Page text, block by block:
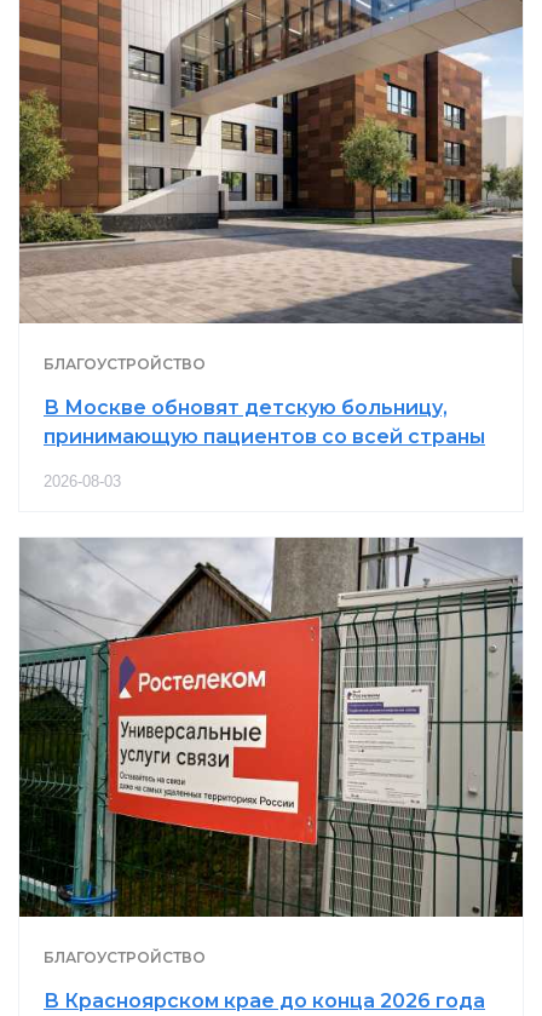
БЛАГОУСТРОЙСТВО
В Москве обновят детскую больницу,
принимающую пациентов со всей страны
2026-08-03
БЛАГОУСТРОЙСТВО
В Красноярском крае до конца 2026 года